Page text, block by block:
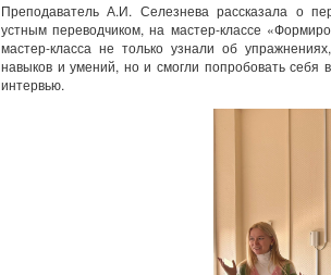
Преподаватель А.И. Селезнева рассказала о
устным переводчиком, на мастер-классе
мастер-класса не только узнали об
навыков и умений, но и смогли попробовать себя
интервью.